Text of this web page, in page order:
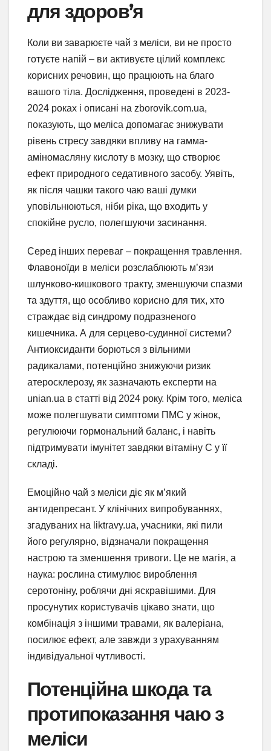
для здоров’я
Коли ви заварюєте чай з меліси, ви не просто
готуєте напій – ви активуєте цілий комплекс
корисних речовин, що працюють на благо
вашого тіла. Дослідження, проведені в 2023-
2024 роках і описані на zborovik.com.ua,
показують, що меліса допомагає знижувати
рівень стресу завдяки впливу на гамма-
аміномасляну кислоту в мозку, що створює
ефект природного седативного засобу. Уявіть,
як після чашки такого чаю ваші думки
уповільнюються, ніби ріка, що входить у
спокійне русло, полегшуючи засинання.
Серед інших переваг – покращення травлення.
Флавоноїди в меліси розслаблюють м’язи
шлунково-кишкового тракту, зменшуючи спазми
та здуття, що особливо корисно для тих, хто
страждає від синдрому подразненого
кишечника. А для серцево-судинної системи?
Антиоксиданти борються з вільними
радикалами, потенційно знижуючи ризик
атеросклерозу, як зазначають експерти на
unian.ua в статті від 2024 року. Крім того, меліса
може полегшувати симптоми ПМС у жінок,
регулюючи гормональний баланс, і навіть
підтримувати імунітет завдяки вітаміну C у її
складі.
Емоційно чай з меліси діє як м’який
антидепресант. У клінічних випробуваннях,
згадуваних на liktravy.ua, учасники, які пили
його регулярно, відзначали покращення
настрою та зменшення тривоги. Це не магія, а
наука: рослина стимулює вироблення
серотоніну, роблячи дні яскравішими. Для
просунутих користувачів цікаво знати, що
комбінація з іншими травами, як валеріана,
посилює ефект, але завжди з урахуванням
індивідуальної чутливості.
Потенційна шкода та
протипоказання чаю з
меліси